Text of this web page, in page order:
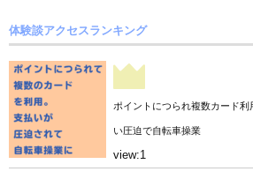
体験談アクセスランキング
ポイントにつられ複数カード利
い圧迫で自転車操業
view:1